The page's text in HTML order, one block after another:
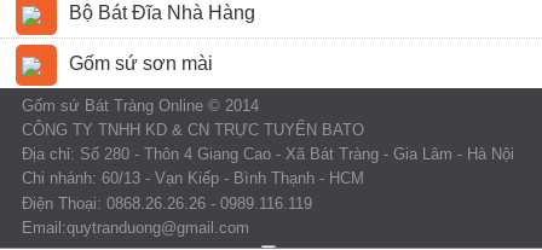
Bộ Bát Đĩa Nhà Hàng
Gốm sứ sơn mài
Gốm sứ Bát Tràng Online © 2014
CÔNG TY TNHH KD & CN TRỰC TUYẾN BATO
Địa chỉ: Số 280 - Thôn 4 Giang Cao - Xã Bát Tràng - Gia Lâm - Hà Nội
Chi nhánh: 60/13 - Vạn Kiếp - Bình Thạnh - HCM
Điện Thoại: 0868.26.26.26 - 0989.116.119
Email:quytranduong@gmail.com